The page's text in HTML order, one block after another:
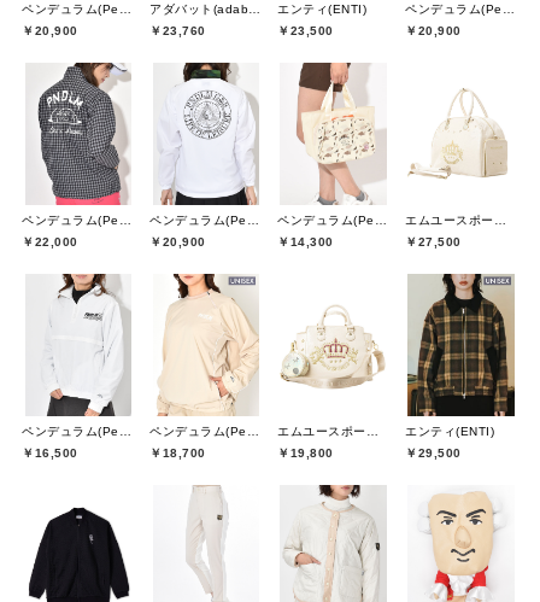
￥20,900
￥23,760
エンティ(ENTI)
￥23,500
￥20,900
￥22,000
￥20,900
￥14,300
￥27,500
￥16,500
￥18,700
￥19,800
エンティ(ENTI)
￥29,500